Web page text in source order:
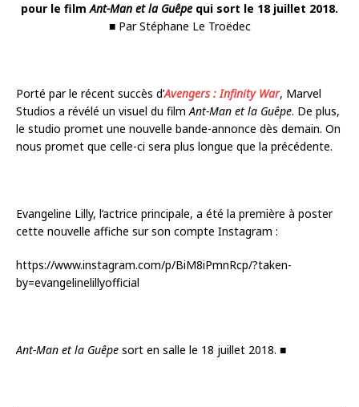
pour le filmAnt-Man et la Guêpe qui sort le 18 juillet 2018.
■ Par Stéphane Le Troëdec
Porté par le récent succès d’Avengers : Infinity War, Marvel
Studios a révélé un visuel du filmAnt-Man et la Guêpe. De plus,
le studio promet une nouvelle bande-annonce dès demain. On
nous promet que celle-ci sera plus longue que la précédente.
Evangeline Lilly, l’actrice principale, a été la première à poster
cette nouvelle affiche sur son compte Instagram :
https://www.instagram.com/p/BiM8iPmnRcp/?taken-
by=evangelinelillyofficial
Ant-Man et la Guêpe sort en salle le 18 juillet 2018. ■